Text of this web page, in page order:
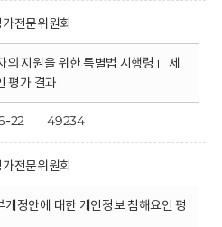
전문위원회
의 지원을 위한 특별법 시행령」 제
평가 결과
22 49234
전문위원회
개정안에 대한 개인정보 침해요인 평